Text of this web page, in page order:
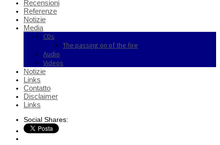
Recensioni
Referenze
Notizie
Media
CDs
The passing on of the fire
Audio
Videos
Notizie
Links
Contatto
Disclaimer
Links
Social Shares: